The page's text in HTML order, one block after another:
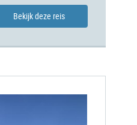
Bekijk deze reis